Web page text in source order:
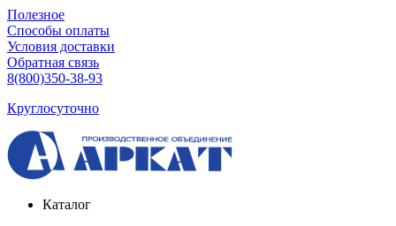
Полезное
Способы оплаты
Условия доставки
Обратная связь
8(800)350-38-93
Круглосуточно
Каталог